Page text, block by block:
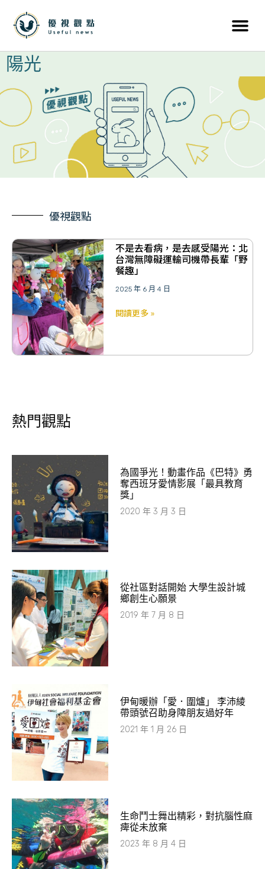
陽光
優視觀點
不是去看病，是去感受陽光：北
台灣無障礙運輸司機帶長輩「野
餐趣」
2025 年 6 月 4 日
閱讀更多 »
熱門觀點
為國爭光！動畫作品《巴特》勇
奪西班牙愛情影展「最具教育
獎」
2020 年 3 月 3 日
從社區對話開始 大學生設計城
鄉創生心願景
2019 年 7 月 8 日
伊甸暖辦「愛．圍爐」 李沛綾
帶頭號召助身障朋友過好年
2021 年 1 月 26 日
生命鬥士舞出精彩，對抗腦性麻
痺從未放棄
2023 年 8 月 4 日